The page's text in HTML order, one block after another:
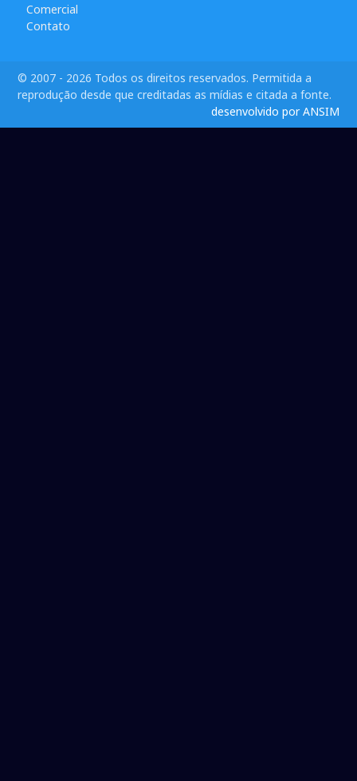
Comercial
Contato
© 2007 - 2026 Todos os direitos reservados. Permitida a
reprodução desde que creditadas as mídias e citada a fonte.
desenvolvido por ANSIM